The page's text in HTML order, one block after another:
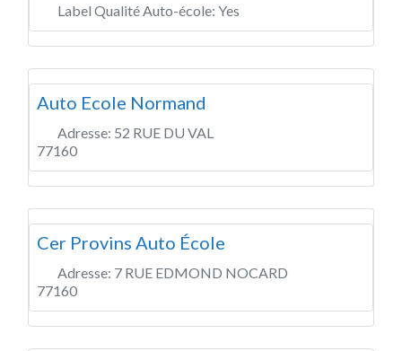
Label Qualité Auto-école: Yes
Auto Ecole Normand
Adresse: 52 RUE DU VAL
77160
Cer Provins Auto École
Adresse: 7 RUE EDMOND NOCARD
77160